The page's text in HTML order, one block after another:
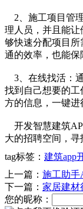
2、施工项目管
理人员，并且能
够快速分配项目
通的效率，也能保
3、在线找活：
找到自己想要的工
方的信息，一键进
开发智慧建筑
大的招聘空间，寻
tag标签： 建筑app
上一篇： 施工助手
下一篇： 家居建材
您的昵称：